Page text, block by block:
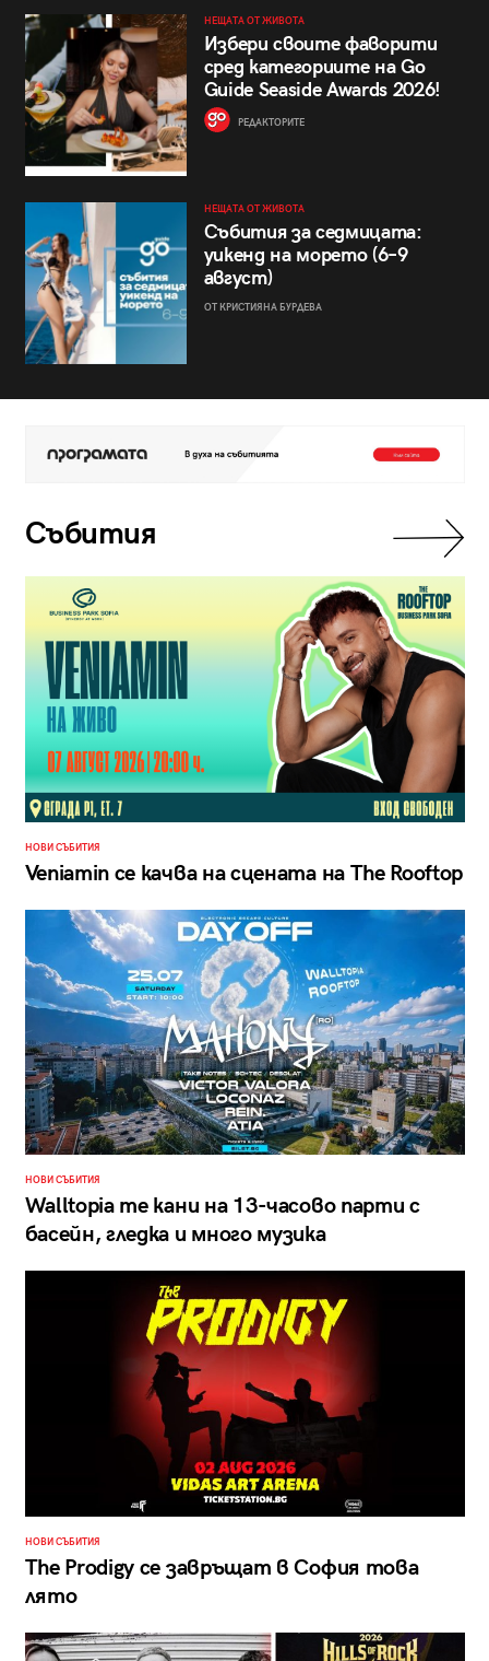
НЕЩАТА ОТ ЖИВОТА
Избери своите фаворити
сред категориите на Go
Guide Seaside Awards 2026!
РЕДАКТОРИТЕ
НЕЩАТА ОТ ЖИВОТА
Събития за седмицата:
уикенд на морето (6–9
август)
ОТ КРИСТИЯНА БУРДЕВА
Събития
НОВИ СЪБИТИЯ
Veniamin се качва на сцената на The Rooftop
НОВИ СЪБИТИЯ
Walltopia те кани на 13-часово парти с
басейн, гледка и много музика
НОВИ СЪБИТИЯ
The Prodigy се завръщат в София това
лято